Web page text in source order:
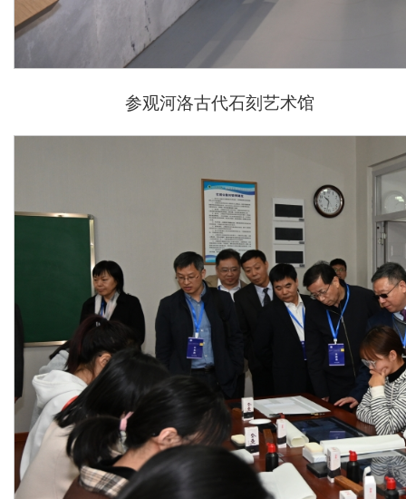
参观河洛古代石刻艺术馆